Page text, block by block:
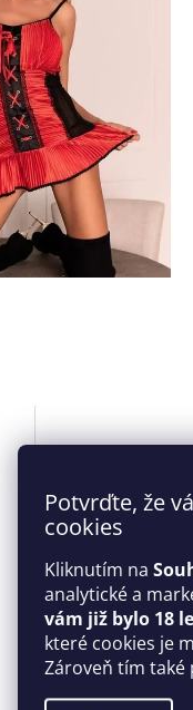
Potvrďte, že
cookies
Kliknutím na
analytické a
vám již bylo 18
které cookies je
Zároveň tím také
Komplet 822-SEA